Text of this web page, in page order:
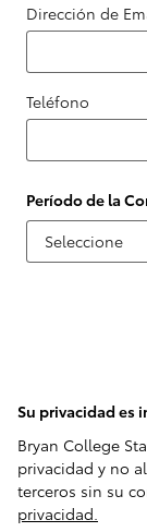
Dirección de
Teléfono
Período de la
Su privacidad es
Bryan College
privacidad y no
terceros sin su
privacidad.